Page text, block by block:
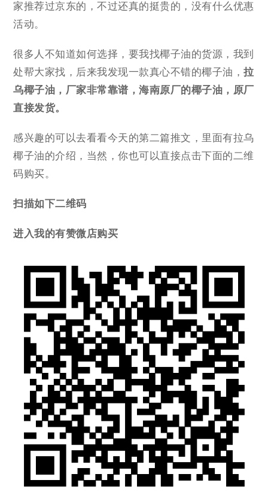
家推荐过京东的，不过还真的挺贵的，没有什么优惠
活动。
很多人不知道如何选择，要我找椰子油的货源，我到
处帮大家找，后来我发现一款真心不错的椰子油，拉
乌椰子油，厂家非常靠谱，海南原厂的椰子油，原厂
直接发货。
感兴趣的可以去看看今天的第二篇推文，里面有拉乌
椰子油的介绍，当然，你也可以直接点击下面的二维
码购买。
扫描如下二维码
进入我的有赞微店购买